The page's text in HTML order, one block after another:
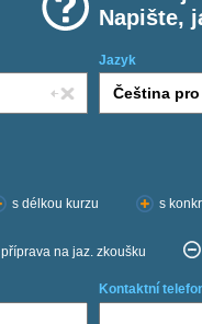
Napište,
Jazyk
s délkou kurzu s
příprava na jaz. zkoušku
Kontaktní